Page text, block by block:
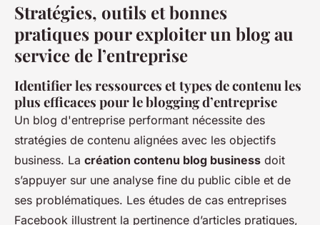
Stratégies, outils et bonnes
pratiques pour exploiter un blog au
service de l’entreprise
Identifier les ressources et types de contenu les
plus efficaces pour le blogging d’entreprise
Un blog d'entreprise performant nécessite des
stratégies de contenu alignées avec les objectifs
business. La création contenu blog business doit
s’appuyer sur une analyse fine du public cible et de
ses problématiques. Les études de cas entreprises
Facebook illustrent la pertinence d’articles pratiques,